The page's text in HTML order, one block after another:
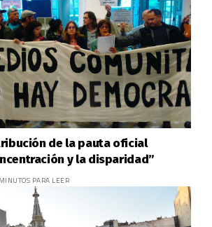
de la pauta oficial
y la disparidad”
PARA LEER